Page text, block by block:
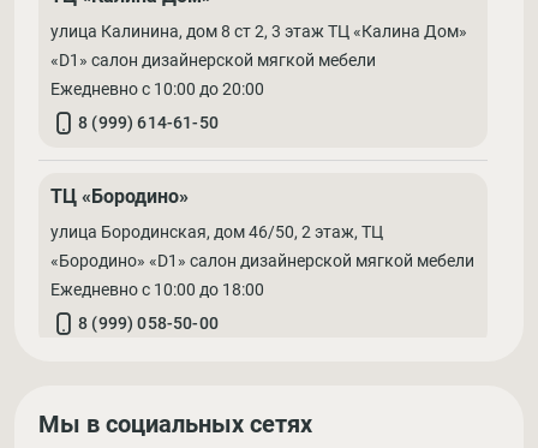
улица Калинина, дом 8 ст 2, 3 этаж ТЦ «Калина Дом»
«D1» салон дизайнерской мягкой мебели
Ежедневно с 10:00 до 20:00
8 (999) 614-61-50
ТЦ «Бородино»
улица Бородинская, дом 46/50, 2 этаж, ТЦ
«Бородино» «D1» салон дизайнерской мягкой мебели
Ежедневно с 10:00 до 18:00
8 (999) 058-50-00
Мы в социальных сетях